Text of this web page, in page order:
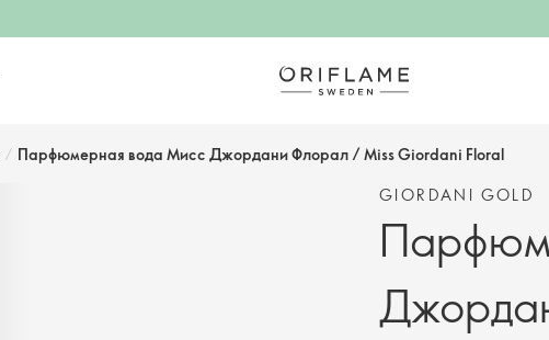
/ Парфюмерная вода Мисс Джордани Флорал / Miss Giordani Floral
GIORDANI GOLD